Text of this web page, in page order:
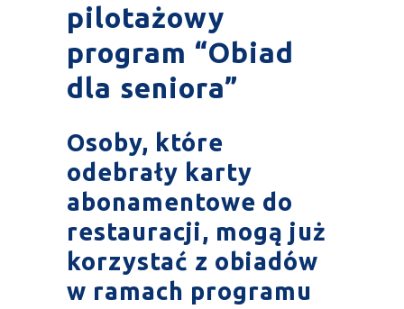
pilotażowy
program “Obiad
dla seniora”
Osoby, które
odebrały karty
abonamentowe do
restauracji, mogą już
korzystać z obiadów
w ramach programu